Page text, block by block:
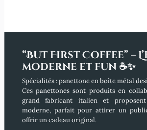
“But First Coffee” –
moderne et fun ☕✨
Spécialités : panettone en boîte métal
Ces panettones sont produits en
grand fabricant italien et
moderne, parfait pour attirer un
offrir un cadeau original.